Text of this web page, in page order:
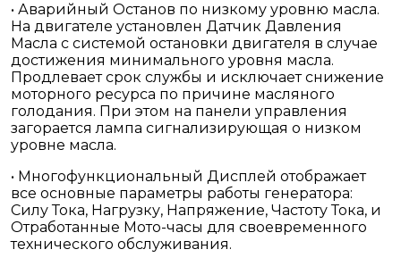
• Аварийный Останов по низкому уровню масла.
На двигателе установлен Датчик Давления
Масла с системой остановки двигателя в случае
достижения минимального уровня масла.
Продлевает срок службы и исключает снижение
моторного ресурса по причине масляного
голодания. При этом на панели управления
загорается лампа сигнализирующая о низком
уровне масла.
• Многофункциональный Дисплей отображает
все основные параметры работы генератора:
Силу Тока, Нагрузку, Напряжение, Частоту Тока, и
Отработанные Мото-часы для своевременного
технического обслуживания.